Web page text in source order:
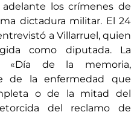
los crímenes de
dictadura militar. El 24
a Villarruel, quien
como diputada. La
«Día de la memoria,
de la enfermedad que
o de la mitad del
del reclamo de